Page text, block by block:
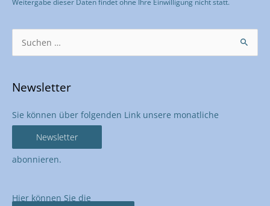
Bitte lasse dieses Feld leer.
Newsletter
Sie können über folgenden Link unsere monatliche
Newsletter
abonnieren.
Hier können Sie die